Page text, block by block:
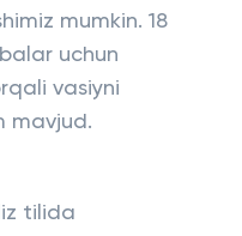
mumkin. 18
uchun
vasiyni
mavjud.
tilida